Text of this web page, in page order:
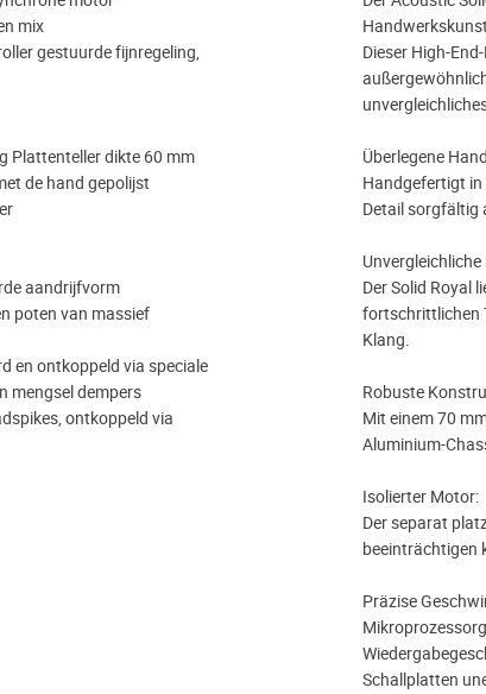
mix
gestuurde fijnregeling,
Plattenteller dikte 60 mm
de hand gepolijst
aandrijfvorm
poten van massief
en ontkoppeld via speciale
mengsel dempers
ontkoppeld via
Dieser High-
Überlegene
Handgefertigt
Detail sorgfältig
Der Solid Royal
fortschrittlichen
Klang.
Robuste
Mit einem 70
Aluminium-
Isolierter Motor:
Der separat
beeinträchtigen
Präzise
Schallplatten